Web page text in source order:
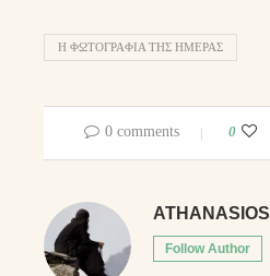
Η ΦΩΤΟΓΡΑΦΊΑ ΤΗΣ ΗΜΈΡΑΣ
0 comments 0
ATHANASIOS
Follow Author